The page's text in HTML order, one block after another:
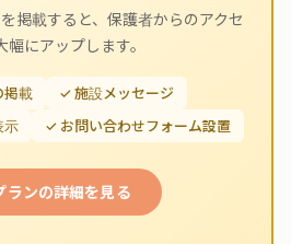
掲載すると、保護者からのアクセ
幅にアップします。
掲載
✓ 施設メッセージ
示
✓ お問い合わせフォーム設置
ランの詳細を見る